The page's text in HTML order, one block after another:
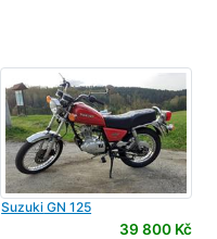
Suzuki GN 125
39 800 Kč